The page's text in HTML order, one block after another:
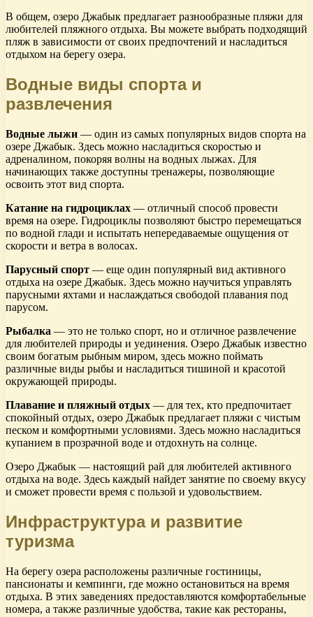
В общем, озеро Джабык предлагает разнообразные пляжи для
любителей пляжного отдыха. Вы можете выбрать подходящий
пляж в зависимости от своих предпочтений и насладиться
отдыхом на берегу озера.
Водные виды спорта и
развлечения
Водные лыжи — один из самых популярных видов спорта на
озере Джабык. Здесь можно насладиться скоростью и
адреналином, покоряя волны на водных лыжах. Для
начинающих также доступны тренажеры, позволяющие
освоить этот вид спорта.
Катание на гидроциклах — отличный способ провести
время на озере. Гидроциклы позволяют быстро перемещаться
по водной глади и испытать непередаваемые ощущения от
скорости и ветра в волосах.
Парусный спорт — еще один популярный вид активного
отдыха на озере Джабык. Здесь можно научиться управлять
парусными яхтами и наслаждаться свободой плавания под
парусом.
Рыбалка — это не только спорт, но и отличное развлечение
для любителей природы и уединения. Озеро Джабык известно
своим богатым рыбным миром, здесь можно поймать
различные виды рыбы и насладиться тишиной и красотой
окружающей природы.
Плавание и пляжный отдых — для тех, кто предпочитает
спокойный отдых, озеро Джабык предлагает пляжи с чистым
песком и комфортными условиями. Здесь можно насладиться
купанием в прозрачной воде и отдохнуть на солнце.
Озеро Джабык — настоящий рай для любителей активного
отдыха на воде. Здесь каждый найдет занятие по своему вкусу
и сможет провести время с пользой и удовольствием.
Инфраструктура и развитие
туризма
На берегу озера расположены различные гостиницы,
пансионаты и кемпинги, где можно остановиться на время
отдыха. В этих заведениях предоставляются комфортабельные
номера, а также различные удобства, такие как рестораны,